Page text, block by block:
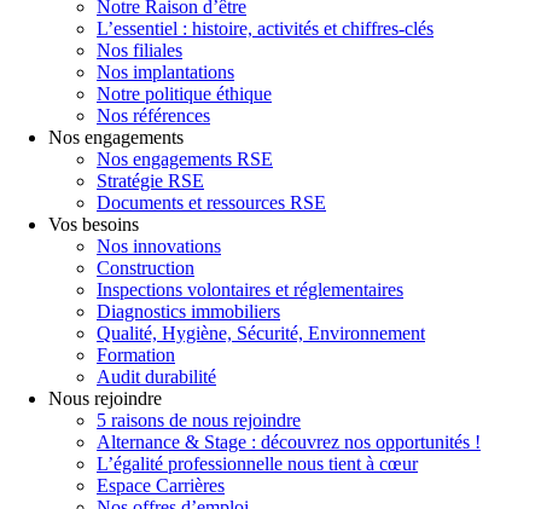
Notre Raison d’être
L’essentiel : histoire, activités et chiffres-clés
Nos filiales
Nos implantations
Notre politique éthique
Nos références
Nos engagements
Nos engagements RSE
Stratégie RSE
Documents et ressources RSE
Vos besoins
Nos innovations
Construction
Inspections volontaires et réglementaires
Diagnostics immobiliers
Qualité, Hygiène, Sécurité, Environnement
Formation
Audit durabilité
Nous rejoindre
5 raisons de nous rejoindre
Alternance & Stage : découvrez nos opportunités !
L’égalité professionnelle nous tient à cœur
Espace Carrières